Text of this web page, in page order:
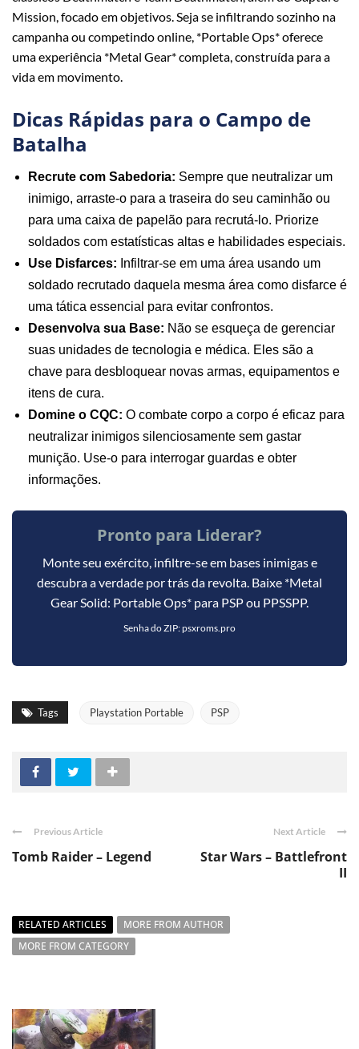
Mission, focado em objetivos. Seja se infiltrando sozinho na
campanha ou competindo online, *Portable Ops* oferece
uma experiência *Metal Gear* completa, construída para a
vida em movimento.
Dicas Rápidas para o Campo de
Batalha
Recrute com Sabedoria: Sempre que neutralizar um
inimigo, arraste-o para a traseira do seu caminhão ou
para uma caixa de papelão para recrutá-lo. Priorize
soldados com estatísticas altas e habilidades especiais.
Use Disfarces: Infiltrar-se em uma área usando um
soldado recrutado daquela mesma área como disfarce é
uma tática essencial para evitar confrontos.
Desenvolva sua Base: Não se esqueça de gerenciar
suas unidades de tecnologia e médica. Eles são a
chave para desbloquear novas armas, equipamentos e
itens de cura.
Domine o CQC: O combate corpo a corpo é eficaz para
neutralizar inimigos silenciosamente sem gastar
munição. Use-o para interrogar guardas e obter
informações.
Pronto para Liderar?
Monte seu exército, infiltre-se em bases inimigas e
descubra a verdade por trás da revolta. Baixe *Metal
Gear Solid: Portable Ops* para PSP ou PPSSPP.
Senha do ZIP: psxroms.pro
Tags Playstation Portable PSP
Previous Article
Tomb Raider – Legend
Next Article
Star Wars – Battlefront
II
RELATED ARTICLES
MORE FROM AUTHOR
MORE FROM CATEGORY